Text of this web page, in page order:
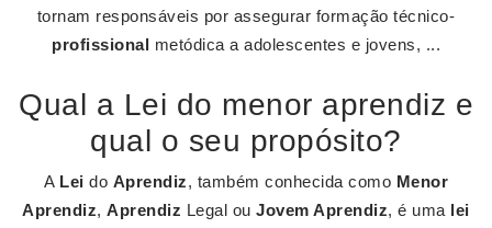
tornam responsáveis por assegurar formação técnico-
profissional metódica a adolescentes e jovens, ...
Qual a Lei do menor aprendiz e
qual o seu propósito?
A Lei do Aprendiz, também conhecida como Menor
Aprendiz,Aprendiz Legal ouJovem Aprendiz, é uma lei